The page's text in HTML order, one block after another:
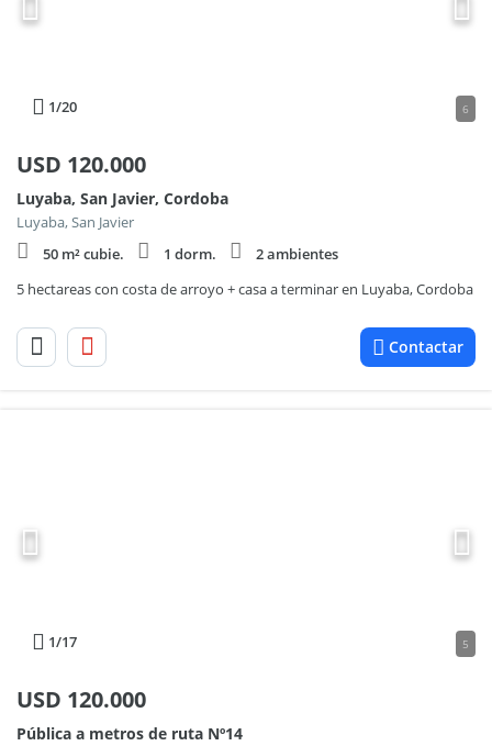
1/20 6
USD 120.000
Luyaba, San Javier, Cordoba
Luyaba, San Javier
50 m² cubie.
1 dorm.
2 ambientes
5 hectareas con costa de arroyo + casa a terminar en Luyaba, Cordoba
Contactar
1/17 5
USD 120.000
Pública a metros de ruta Nº14